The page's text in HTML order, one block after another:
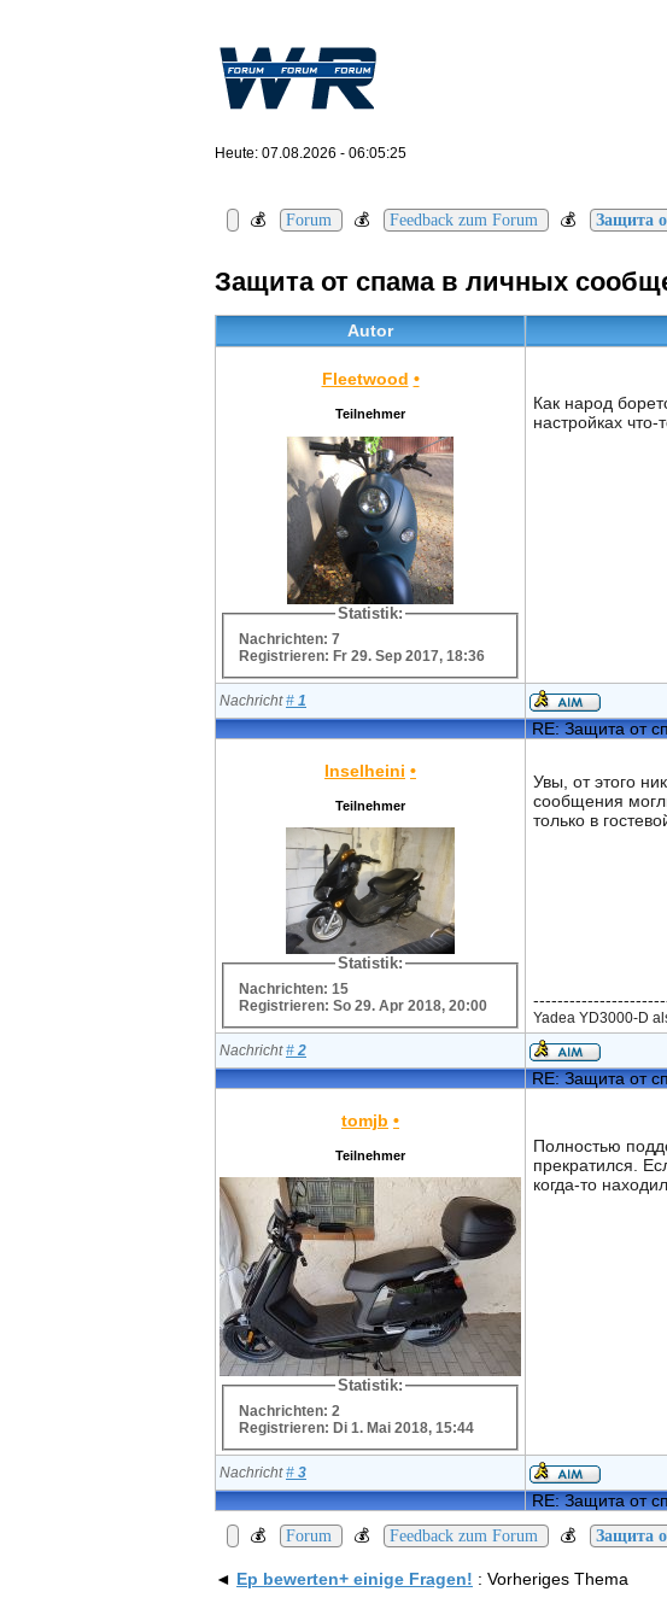
Heute: 07.08.2026 - 06:05:25
💰 Forum 💰 Feedback zum Forum 💰 Защита
Защита от спама в личных
Autor
Fleetwood •
Teilnehmer
Statistik:
Nachrichten: 7
Registrieren: Fr 29. Sep 2017, 18:36
Как народ
настройках
Nachricht# 1
RE: Защита от
Inselheini •
Teilnehmer
Statistik:
Nachrichten: 15
Registrieren: So 29. Apr 2018, 20:00
Увы, от этого
сообщения
только в
Yadea YD3000-D
Nachricht# 2
RE: Защита от
tomjb •
Teilnehmer
Statistik:
Nachrichten: 2
Registrieren: Di 1. Mai 2018, 15:44
Полностью
прекратился.
когда-то
Nachricht# 3
RE: Защита от
💰
Forum 💰 Feedback zum Forum 💰 Защита
◄ Ep bewerten+ einige Fragen! : Vorheriges Thema